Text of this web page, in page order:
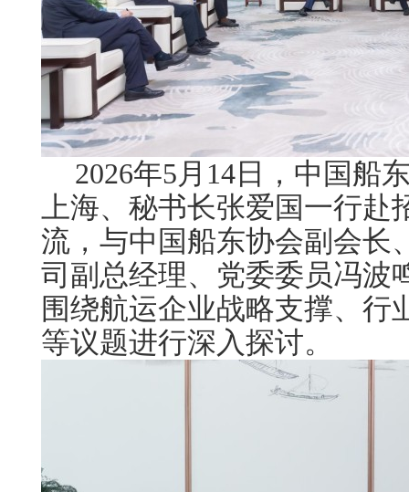
2026年5月14日，中国船
上海、秘书长张爱国一行赴
流，与中国船东协会副会长
司副总经理、党委委员冯波
围绕航运企业战略支撑、行
等议题进行深入探讨。